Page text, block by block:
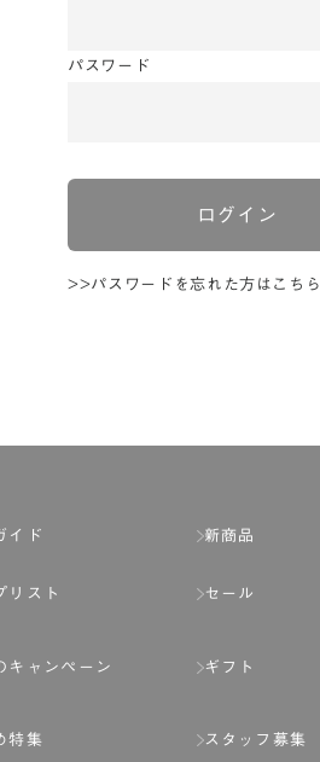
パスワード
ログイン
>>パスワードを忘れた方はこちら
イド
リスト
キャンペーン
特集
新商品
セール
ギフト
スタッフ募集